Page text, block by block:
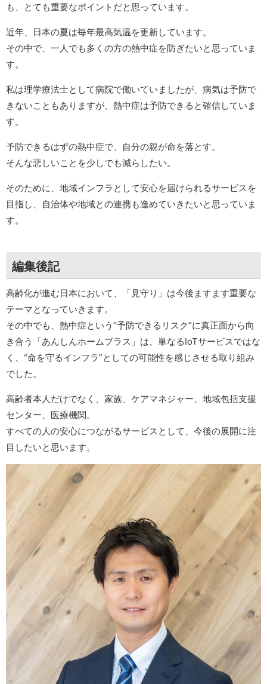
も、とても重要なポイントだと思っています。
近年、日本の夏は毎年最高気温を更新しています。
その中で、一人でも多くの方の熱中症を防ぎたいと思っていま
す。
私は理学療法士として病院で働いていましたが、病気は予防で
きないこともありますが、熱中症は予防できると確信していま
す。
予防できるはずの熱中症で、自分の親が命を落とす。
そんな悲しいことを少しでも減らしたい。
そのために、地域インフラとして安心を届けられるサービスを
目指し、自治体や地域との連携も進めていきたいと思っていま
す。
編集後記
高齢化が進む日本において、「見守り」は今後ますます重要な
テーマとなっていきます。
その中でも、熱中症という“予防できるリスク”に真正面から向
き合う「あんしんホームプラス」は、単なるIoTサービスではな
く、“命を守るインフラ”としての可能性を感じさせる取り組み
でした。
高齢者本人だけでなく、家族、ケアマネジャー、地域包括支援
センター、医療機関。
すべての人の安心につながるサービスとして、今後の展開に注
目したいと思います。